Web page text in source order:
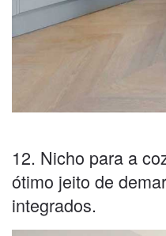
12. Nicho para a
ótimo jeito de
integrados.